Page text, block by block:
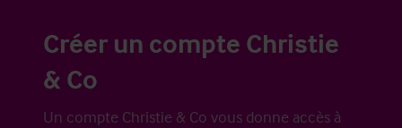
Créer un compte Christie
& Co
Un compte Christie & Co vous donne accès à